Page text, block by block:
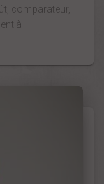
comparateur,
à